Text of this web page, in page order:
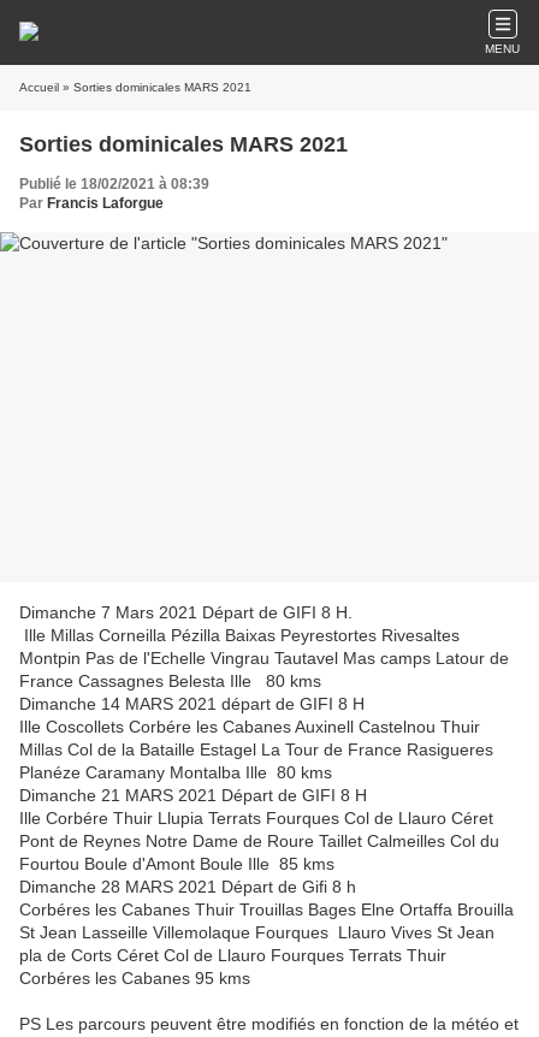
MENU
Accueil » Sorties dominicales MARS 2021
Sorties dominicales MARS 2021
Publié le 18/02/2021 à 08:39
Par Francis Laforgue
Dimanche 7 Mars 2021 Départ de GIFI 8 H.
Ille Millas Corneilla Pézilla Baixas Peyrestortes Rivesaltes
Montpin Pas de l'Echelle Vingrau Tautavel Mas camps Latour de
France Cassagnes Belesta Ille 80 kms
Dimanche 14 MARS 2021 départ de GIFI 8 H
Ille Coscollets Corbére les Cabanes Auxinell Castelnou Thuir
Millas Col de la Bataille Estagel La Tour de France Rasigueres
Planéze Caramany Montalba Ille 80 kms
Dimanche 21 MARS 2021 Départ de GIFI 8 H
Ille Corbére Thuir Llupia Terrats Fourques Col de Llauro Céret
Pont de Reynes Notre Dame de Roure Taillet Calmeilles Col du
Fourtou Boule d'Amont Boule Ille 85 kms
Dimanche 28 MARS 2021 Départ de Gifi 8 h
Corbéres les Cabanes Thuir Trouillas Bages Elne Ortaffa Brouilla
St Jean Lasseille Villemolaque Fourques Llauro Vives St Jean
pla de Corts Céret Col de Llauro Fourques Terrats Thuir
Corbéres les Cabanes 95 kms
PS Les parcours peuvent être modifiés en fonction de la météo et